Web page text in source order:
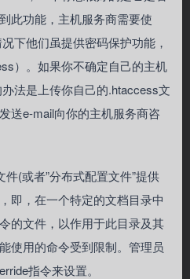
此功能，主机服务商需要使
下他们虽提供密码保护功能，
）。如果你不确定自己的主机
法是上传你自己的.htaccess文
送e-mail向你的主机服务商咨
(或者”分布式配置文件”提供
即，在一个特定的文档目录中
的文件，以作用于此目录及其
使用的命令受到限制。管理员
指令来设置。